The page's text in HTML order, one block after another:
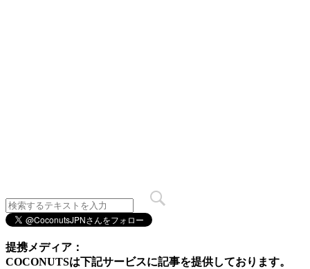
提携メディア：
COCONUTSは下記サービスに記事を提供しております。